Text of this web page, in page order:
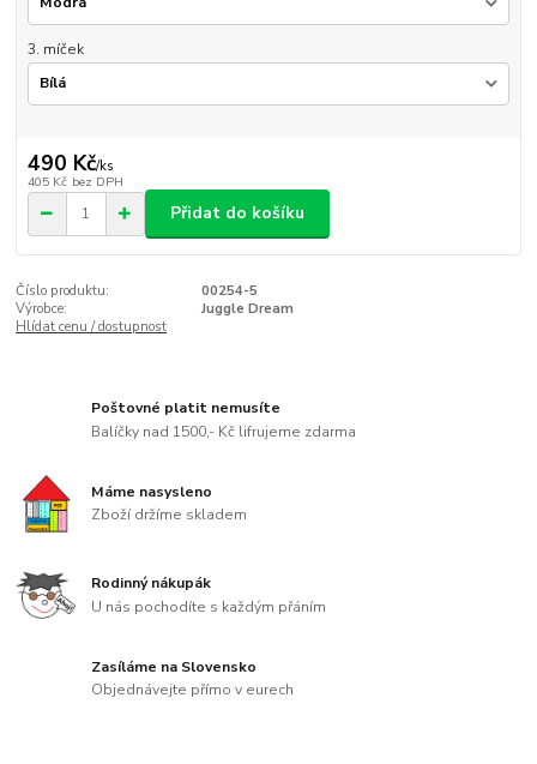
3. míček
490 Kč/ks
405 Kč bez DPH
Přidat do košíku
Číslo produktu:
00254-5
Výrobce:
Juggle Dream
Hlídat cenu / dostupnost
Poštovné platit nemusíte
Balíčky nad 1500,- Kč lifrujeme zdarma
Máme nasysleno
Zboží držíme skladem
Rodinný nákupák
U nás pochodíte s každým přáním
Zasíláme na Slovensko
Objednávejte přímo v eurech